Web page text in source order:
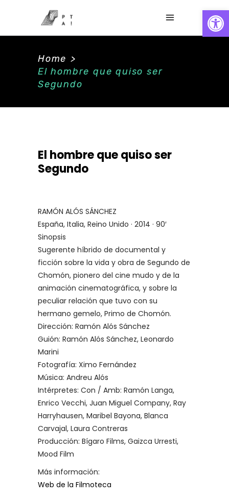
Home >
El hombre que quiso ser
Segundo
El hombre que quiso ser
Segundo
RAMÓN ALÓS SÁNCHEZ
España, Italia, Reino Unido · 2014 · 90′
Sinopsis
Sugerente híbrido de documental y
ficción sobre la vida y obra de Segundo de
Chomón, pionero del cine mudo y de la
animación cinematográfica, y sobre la
peculiar relación que tuvo con su
hermano gemelo, Primo de Chomón.
Dirección: Ramón Alós Sánchez
Guión: Ramón Alós Sánchez, Leonardo
Marini
Fotografía: Ximo Fernández
Música: Andreu Alós
Intérpretes: Con / Amb: Ramón Langa,
Enrico Vecchi, Juan Miguel Company, Ray
Harryhausen, Maribel Bayona, Blanca
Carvajal, Laura Contreras
Producción: Bígaro Films, Gaizca Urresti,
Mood Film
Más información:
Web de la Filmoteca